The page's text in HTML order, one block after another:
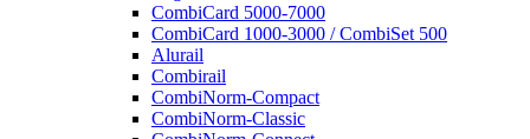
CombiCard 5000-7000
CombiCard 1000-3000 / CombiSet 500
Alurail
Combirail
CombiNorm-Compact
CombiNorm-Classic